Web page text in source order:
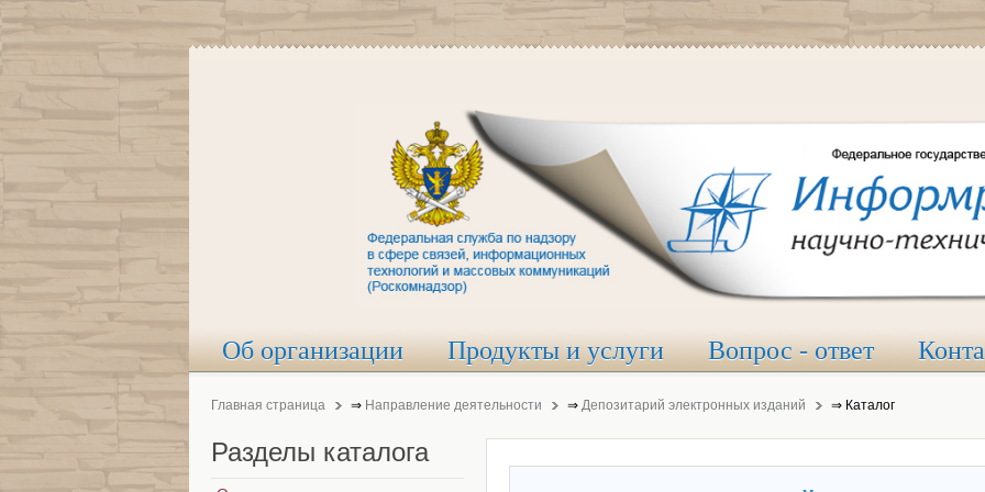
Об организации Продукты и услуги Вопрос - ответ
Главная страница ⇒ Направление деятельности ⇒ Депозитарий электронных изданий ⇒ Каталог
Разделы каталога